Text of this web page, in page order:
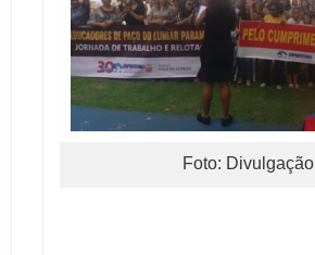
Foto: Divulgação